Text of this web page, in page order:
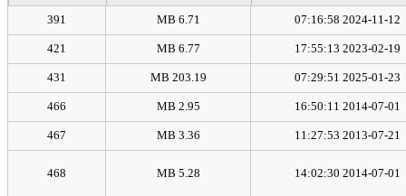
2024-11-12 07:16:58
6.71 MB
391
2023-02-19 17:55:13
6.77 MB
421
2025-01-23 07:29:51
203.19 MB
431
2014-07-01 16:50:11
2.95 MB
466
2013-07-21 11:27:53
3.36 MB
467
2014-07-01 14:02:30
5.28 MB
468